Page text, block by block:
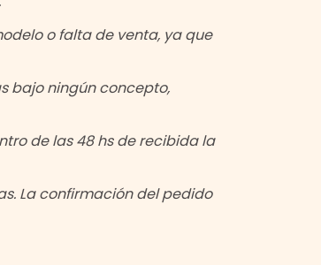
o falta de venta, ya que
bajo ningún concepto,
de las 48 hs de recibida la
La confirmación del pedido